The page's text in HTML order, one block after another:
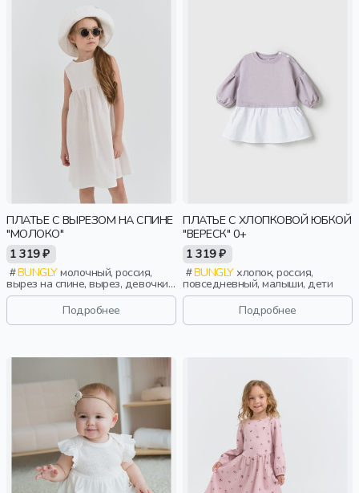
ПЛАТЬЕ С ВЫРЕЗОМ НА СПИНЕ
"МОЛОКО"
1 319 ₽
BUNGLYмолочный, россия,
вырез на спине, вырез, девочки,
малыши, дошкольники, дети
Подробнее
ПЛАТЬЕ С ХЛОПКОВОЙ ЮБКОЙ
"ВЕРЕСК" 0+
1 319 ₽
BUNGLYхлопок, россия,
повседневный, малыши, дети
Подробнее